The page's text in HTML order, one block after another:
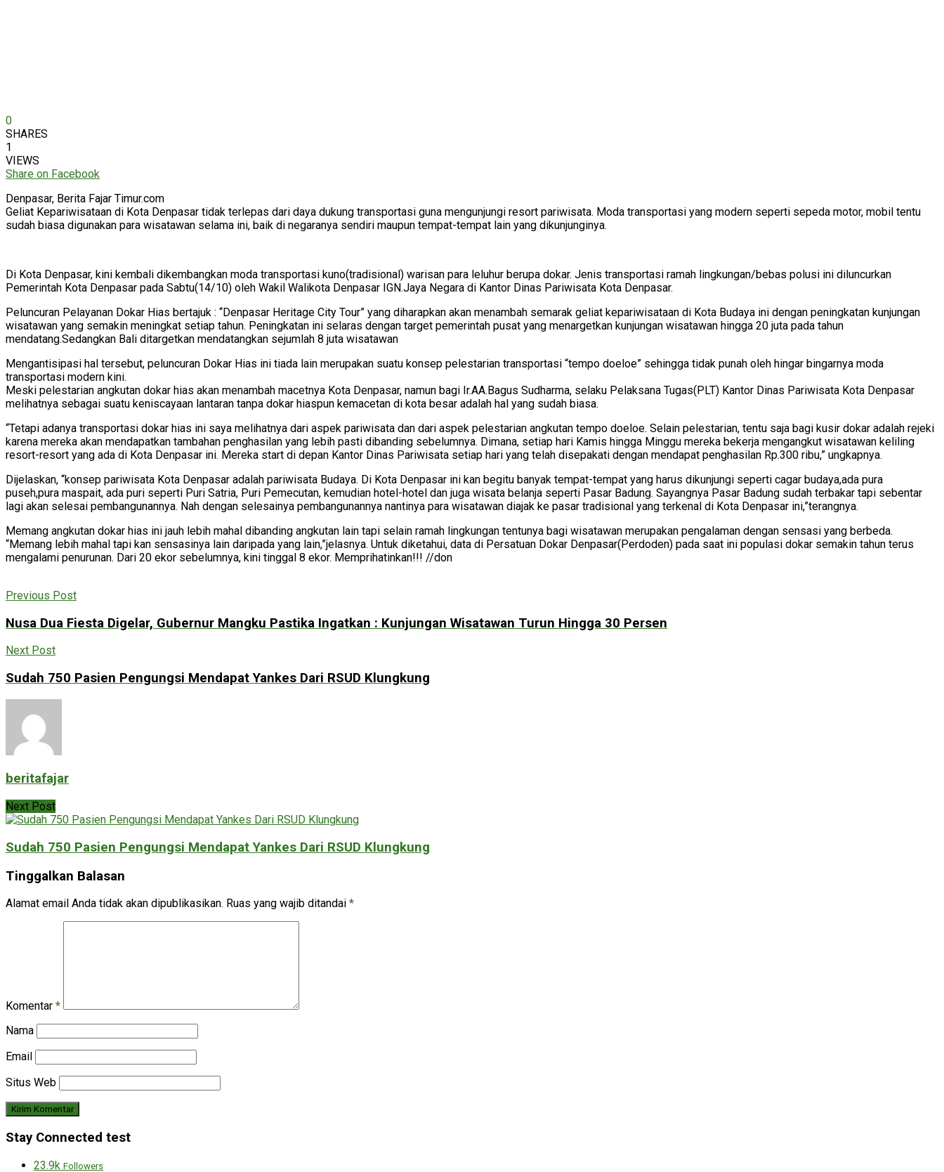
0
SHARES
1
VIEWS
Share on Facebook
Denpasar, Berita Fajar Timur.com
Geliat Kepariwisataan di Kota Denpasar tidak terlepas dari daya dukung transportasi guna mengunjungi resort pariwisata. Moda transportasi yang modern seperti sepeda motor, mobil tentu
sudah biasa digunakan para wisatawan selama ini, baik di negaranya sendiri maupun tempat-tempat lain yang dikunjunginya.
Di Kota Denpasar, kini kembali dikembangkan moda transportasi kuno(tradisional) warisan para leluhur berupa dokar. Jenis transportasi ramah lingkungan/bebas polusi ini diluncurkan
Pemerintah Kota Denpasar pada Sabtu(14/10) oleh Wakil Walikota Denpasar IGN.Jaya Negara di Kantor Dinas Pariwisata Kota Denpasar.
Peluncuran Pelayanan Dokar Hias bertajuk : “Denpasar Heritage City Tour” yang diharapkan akan menambah semarak geliat kepariwisataan di Kota Budaya ini dengan peningkatan kunjungan
wisatawan yang semakin meningkat setiap tahun. Peningkatan ini selaras dengan target pemerintah pusat yang menargetkan kunjungan wisatawan hingga 20 juta pada tahun
mendatang.Sedangkan Bali ditargetkan mendatangkan sejumlah 8 juta wisatawan
Mengantisipasi hal tersebut, peluncuran Dokar Hias ini tiada lain merupakan suatu konsep pelestarian transportasi “tempo doeloe” sehingga tidak punah oleh hingar bingarnya moda
transportasi modern kini.
Meski pelestarian angkutan dokar hias akan menambah macetnya Kota Denpasar, namun bagi Ir.AA.Bagus Sudharma, selaku Pelaksana Tugas(PLT) Kantor Dinas Pariwisata Kota Denpasar
melihatnya sebagai suatu keniscayaan lantaran tanpa dokar hiaspun kemacetan di kota besar adalah hal yang sudah biasa.
“Tetapi adanya transportasi dokar hias ini saya melihatnya dari aspek pariwisata dan dari aspek pelestarian angkutan tempo doeloe. Selain pelestarian, tentu saja bagi kusir dokar adalah rejeki
karena mereka akan mendapatkan tambahan penghasilan yang lebih pasti dibanding sebelumnya. Dimana, setiap hari Kamis hingga Minggu mereka bekerja mengangkut wisatawan keliling
resort-resort yang ada di Kota Denpasar ini. Mereka start di depan Kantor Dinas Pariwisata setiap hari yang telah disepakati dengan mendapat penghasilan Rp.300 ribu,” ungkapnya.
Dijelaskan, “konsep pariwisata Kota Denpasar adalah pariwisata Budaya. Di Kota Denpasar ini kan begitu banyak tempat-tempat yang harus dikunjungi seperti cagar budaya,ada pura
puseh,pura maspait, ada puri seperti Puri Satria, Puri Pemecutan, kemudian hotel-hotel dan juga wisata belanja seperti Pasar Badung. Sayangnya Pasar Badung sudah terbakar tapi sebentar
lagi akan selesai pembangunannya. Nah dengan selesainya pembangunannya nantinya para wisatawan diajak ke pasar tradisional yang terkenal di Kota Denpasar ini,”terangnya.
Memang angkutan dokar hias ini jauh lebih mahal dibanding angkutan lain tapi selain ramah lingkungan tentunya bagi wisatawan merupakan pengalaman dengan sensasi yang berbeda.
“Memang lebih mahal tapi kan sensasinya lain daripada yang lain,”jelasnya. Untuk diketahui, data di Persatuan Dokar Denpasar(Perdoden) pada saat ini populasi dokar semakin tahun terus
mengalami penurunan. Dari 20 ekor sebelumnya, kini tinggal 8 ekor. Memprihatinkan!!! //don
Previous Post
Nusa Dua Fiesta Digelar, Gubernur Mangku Pastika Ingatkan : Kunjungan Wisatawan Turun Hingga 30 Persen
Next Post
Sudah 750 Pasien Pengungsi Mendapat Yankes Dari RSUD Klungkung
beritafajar
Next Post
Sudah 750 Pasien Pengungsi Mendapat Yankes Dari RSUD Klungkung
Tinggalkan Balasan
Alamat email Anda tidak akan dipublikasikan. Ruas yang wajib ditandai *
Komentar *
Nama
Email
Situs Web
Stay Connected test
23.9k Followers